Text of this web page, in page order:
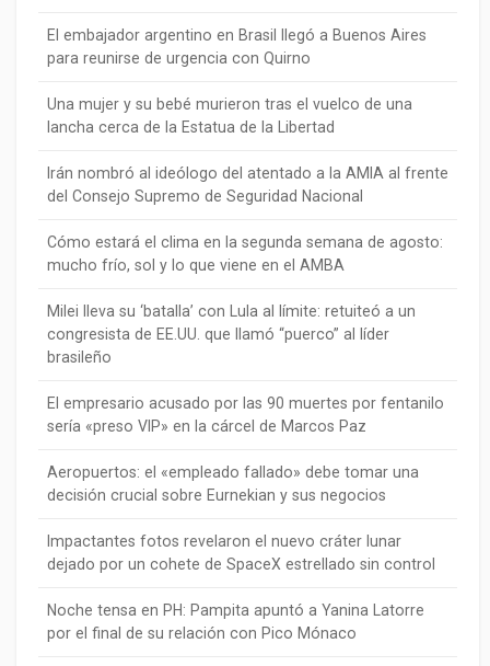
El embajador argentino en Brasil llegó a Buenos Aires
para reunirse de urgencia con Quirno
Una mujer y su bebé murieron tras el vuelco de una
lancha cerca de la Estatua de la Libertad
Irán nombró al ideólogo del atentado a la AMIA al frente
del Consejo Supremo de Seguridad Nacional
Cómo estará el clima en la segunda semana de agosto:
mucho frío, sol y lo que viene en el AMBA
Milei lleva su ‘batalla’ con Lula al límite: retuiteó a un
congresista de EE.UU. que llamó “puerco” al líder
brasileño
El empresario acusado por las 90 muertes por fentanilo
sería «preso VIP» en la cárcel de Marcos Paz
Aeropuertos: el «empleado fallado» debe tomar una
decisión crucial sobre Eurnekian y sus negocios
Impactantes fotos revelaron el nuevo cráter lunar
dejado por un cohete de SpaceX estrellado sin control
Noche tensa en PH: Pampita apuntó a Yanina Latorre
por el final de su relación con Pico Mónaco